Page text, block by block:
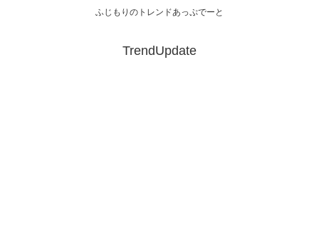
ふじもりのトレンドあっぷでーと
TrendUpdate